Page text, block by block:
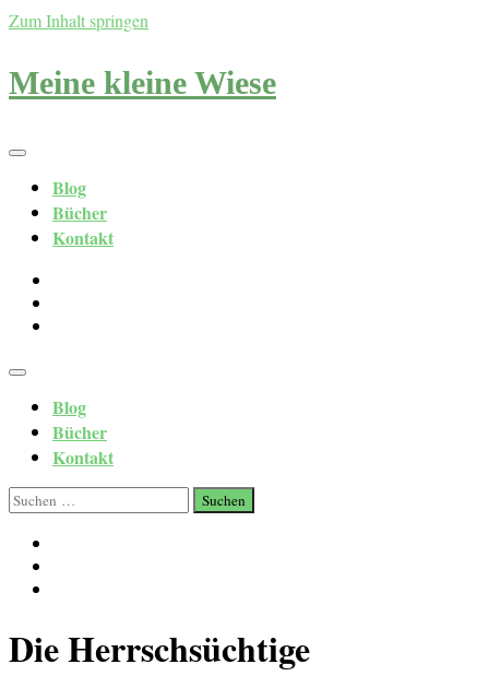
Zum Inhalt springen
Meine kleine Wiese
Blog
Bücher
Kontakt
Blog
Bücher
Kontakt
Suchen
nach:
Die Herrschsüchtige